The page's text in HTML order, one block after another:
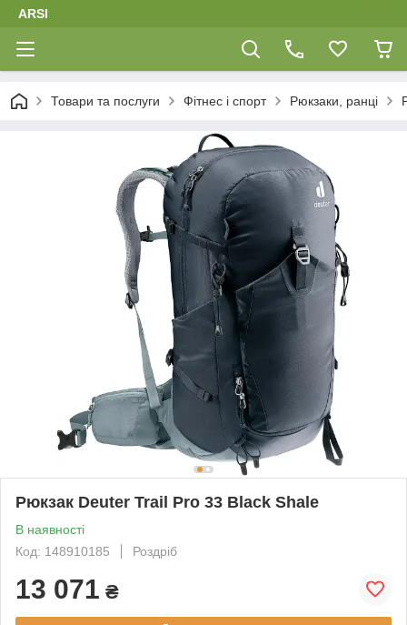
ARSI
Товари та послуги Фітнес і спорт Рюкзаки, ранці
Рюкзак Deuter Trail Pro 33 Black Shale
В наявності
Код: 148910185
Роздріб
13 071 ₴